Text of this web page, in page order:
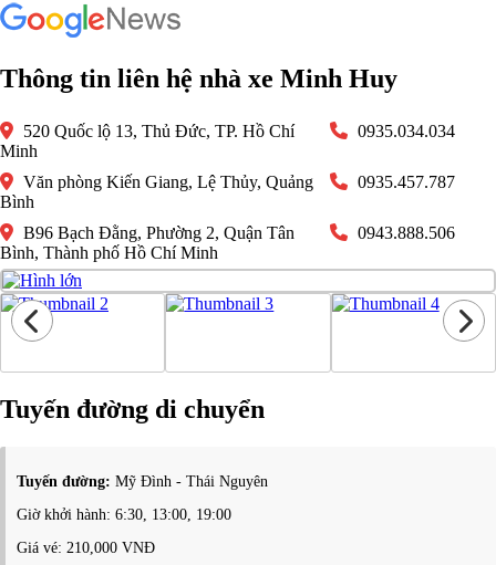
Thông tin liên hệ nhà xe Minh Huy
520 Quốc lộ 13, Thủ Đức, TP. Hồ Chí
Minh
0935.034.034
Văn phòng Kiến Giang, Lệ Thủy, Quảng
Bình
0935.457.787
B96 Bạch Đằng, Phường 2, Quận Tân
Bình, Thành phố Hồ Chí Minh
0943.888.506
Tuyến đường di chuyển
Tuyến đường: Mỹ Đình - Thái Nguyên
Giờ khởi hành: 6:30, 13:00, 19:00
Giá vé: 210,000 VNĐ